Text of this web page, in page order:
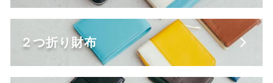
２つ折り財布